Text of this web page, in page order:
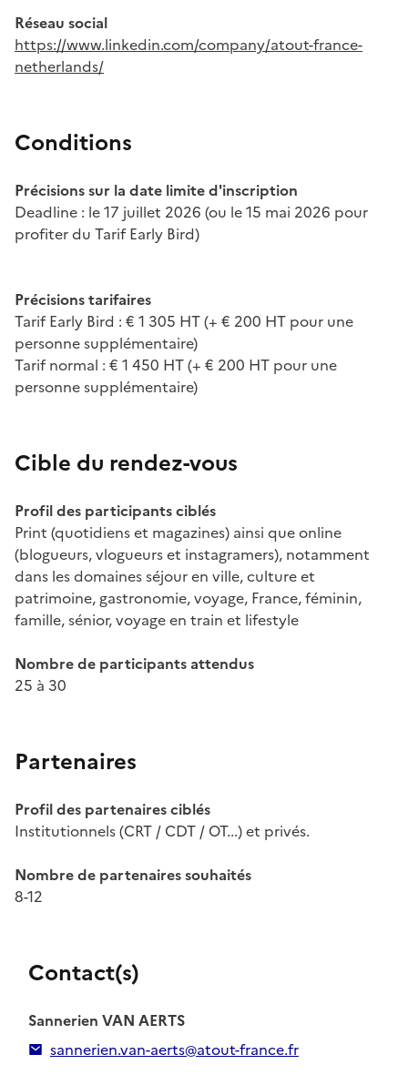
Réseau social
https://www.linkedin.com/company/atout-france-
netherlands/
Conditions
Précisions sur la date limite d'inscription
Deadline : le 17 juillet 2026 (ou le 15 mai 2026 pour
profiter du Tarif Early Bird)
Précisions tarifaires
Tarif Early Bird : € 1 305 HT (+ € 200 HT pour une
personne supplémentaire)
Tarif normal : € 1 450 HT (+ € 200 HT pour une
personne supplémentaire)
Cible du rendez-vous
Profil des participants ciblés
Print (quotidiens et magazines) ainsi que online
(blogueurs, vlogueurs et instagramers), notamment
dans les domaines séjour en ville, culture et
patrimoine, gastronomie, voyage, France, féminin,
famille, sénior, voyage en train et lifestyle
Nombre de participants attendus
25 à 30
Partenaires
Profil des partenaires ciblés
Institutionnels (CRT / CDT / OT...) et privés.
Nombre de partenaires souhaités
8-12
Contact(s)
Sannerien VAN AERTS
sannerien.van-aerts@atout-france.fr